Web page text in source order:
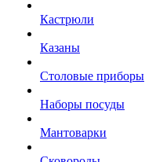
Кастрюли
Казаны
Столовые приборы
Наборы посуды
Мантоварки